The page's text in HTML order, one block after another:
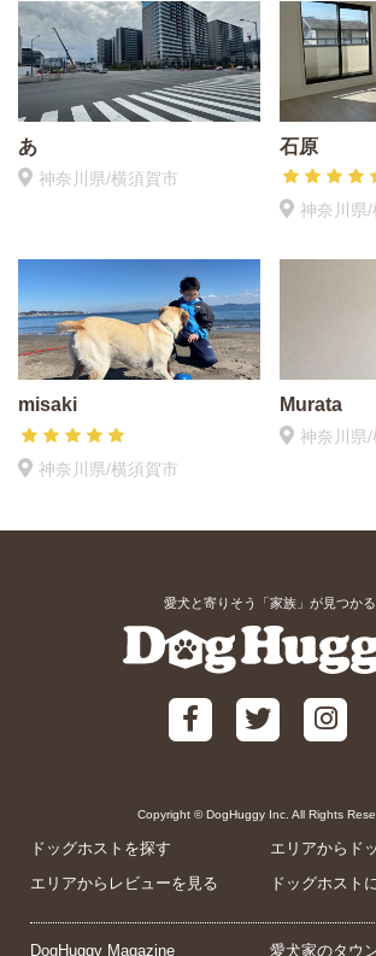
あ
神奈川県/横須賀市
石原
神奈川県
misaki
神奈川県/横須賀市
Murata
神奈川県
愛犬と寄りそう「家族」が見つかる
Copyright © DogHuggy Inc. All Rights
ドッグホストを探す
エリアからド
エリアからレビューを見る
ドッグホスト
DogHuggy Magazine 愛犬家のタウ